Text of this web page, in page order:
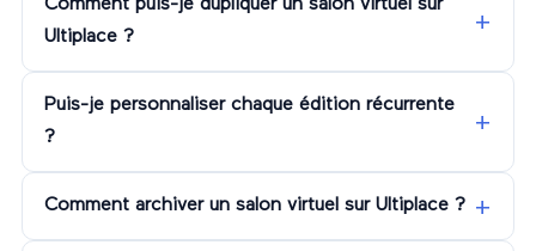
Comment puis-je dupliquer un salon virtuel sur
Ultiplace ?
Puis-je personnaliser chaque édition récurrente
?
Comment archiver un salon virtuel sur Ultiplace ?